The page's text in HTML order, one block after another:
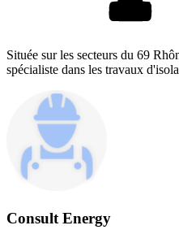
Située sur les secteurs du 69
spécialiste dans les travaux
Consult Energy